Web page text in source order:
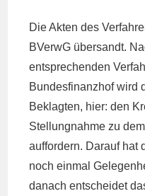
Die Akten des
BVerwG übersandt.
entsprechenden
Bundesfinanzhof wird
Beklagten, hier: den
Stellungnahme zu
auffordern. Darauf hat
noch einmal
danach entscheidet